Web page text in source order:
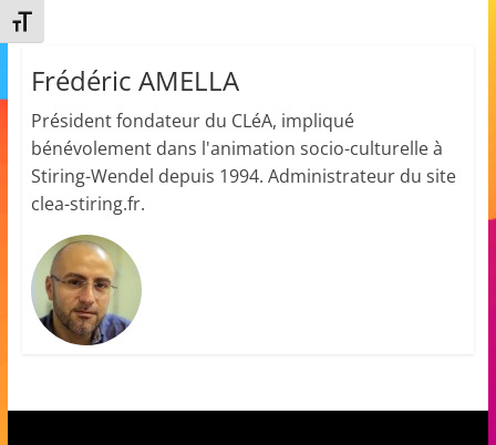
Changer la taille de la police
i
m
a
Frédéric AMELLA
Président fondateur du CLéA, impliqué
bénévolement dans l'animation socio-culturelle à
Stiring-Wendel depuis 1994. Administrateur du site
clea-stiring.fr.